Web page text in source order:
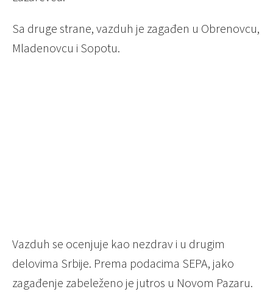
Sa druge strane, vazduh je zagađen u Obrenovcu,
Mladenovcu i Sopotu.
Vazduh se ocenjuje kao nezdrav i u drugim
delovima Srbije. Prema podacima SEPA, jako
zagađenje zabeleženo je jutros u Novom Pazaru.